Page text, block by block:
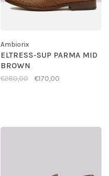
Ambiorix
ELTRESS-SUP PARMA MID
BROWN
€280,00 €170,00